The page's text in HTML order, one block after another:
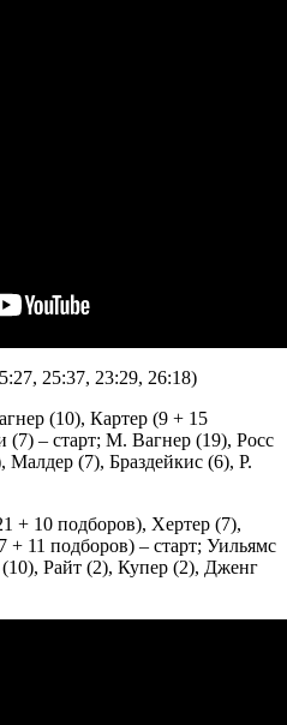
25:37, 23:29, 26:18)
(10), Картер (9 + 15
– старт; М. Вагнер (19), Росс
Малдер (7), Браздейкис (6), Р.
+ 10 подборов), Хертер (7),
11 подборов) – старт; Уильямс
Райт (2), Купер (2), Дженг